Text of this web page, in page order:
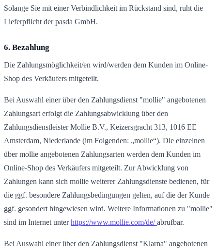
Solange Sie mit einer Verbindlichkeit im Rückstand sind, ruht die
Lieferpflicht der pasda GmbH.
6. Bezahlung
Die Zahlungsmöglichkeit/en wird/werden dem Kunden im Online-
Shop des Verkäufers mitgeteilt.
Bei Auswahl einer über den Zahlungsdienst "mollie" angebotenen
Zahlungsart erfolgt die Zahlungsabwicklung über den
Zahlungsdienstleister Mollie B.V., Keizersgracht 313, 1016 EE
Amsterdam, Niederlande (im Folgenden: „mollie“). Die einzelnen
über mollie angebotenen Zahlungsarten werden dem Kunden im
Online-Shop des Verkäufers mitgeteilt. Zur Abwicklung von
Zahlungen kann sich mollie weiterer Zahlungsdienste bedienen, für
die ggf. besondere Zahlungsbedingungen gelten, auf die der Kunde
ggf. gesondert hingewiesen wird. Weitere Informationen zu "mollie"
sind im Internet unterhttps://www.mollie.com/de/abrufbar.
Bei Auswahl einer über den Zahlungsdienst "Klarna" angebotenen